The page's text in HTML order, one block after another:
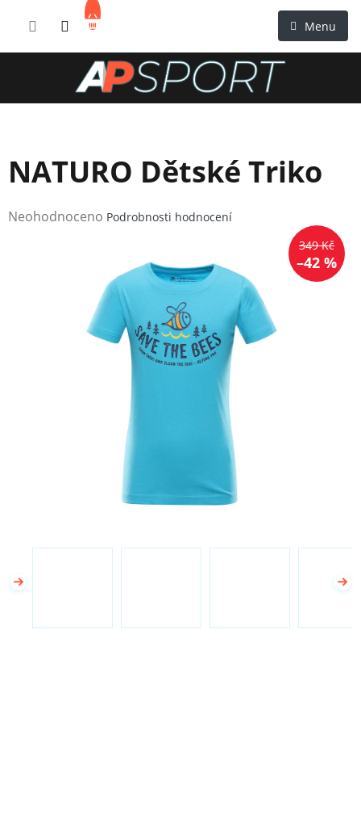
NATURO Dětské Triko
Průměrné
Neohodnoceno Podrobnosti hodnocení
349 Kč
–42 %